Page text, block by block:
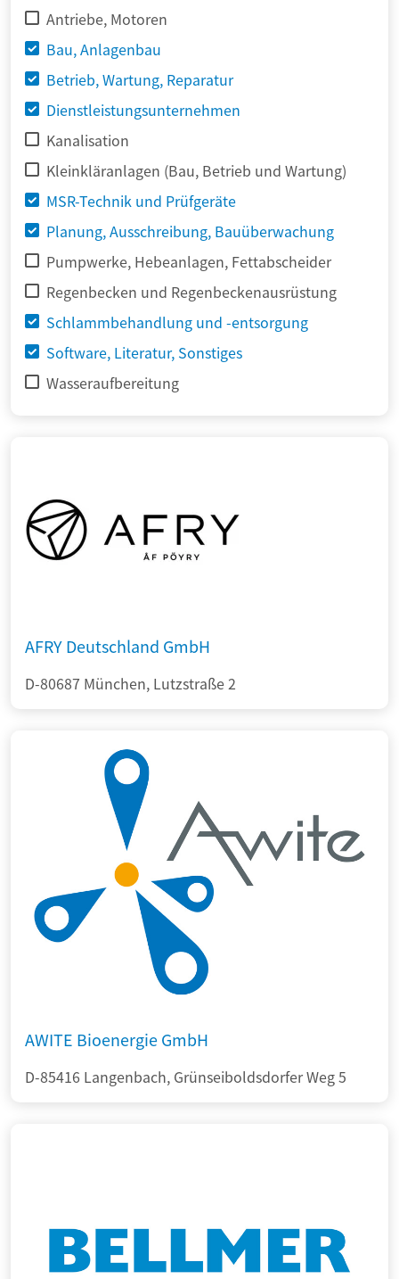
Antriebe, Motoren
Bau, Anlagenbau
Betrieb, Wartung, Reparatur
Dienstleistungsunternehmen
Kanalisation
Kleinkläranlagen (Bau, Betrieb und Wartung)
MSR-Technik und Prüfgeräte
Planung, Ausschreibung, Bauüberwachung
Pumpwerke, Hebeanlagen, Fettabscheider
Regenbecken und Regenbeckenausrüstung
Schlammbehandlung und -entsorgung
Software, Literatur, Sonstiges
Wasseraufbereitung
AFRY Deutschland GmbH
D-80687 München, Lutzstraße 2
AWITE Bioenergie GmbH
D-85416 Langenbach, Grünseiboldsdorfer Weg 5